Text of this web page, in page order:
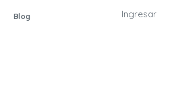
Blog Ingresar